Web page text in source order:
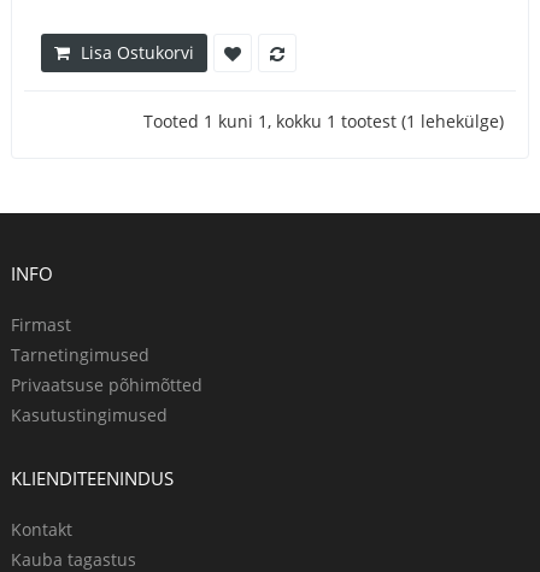
Lisa Ostukorvi
Tooted 1 kuni 1, kokku 1 tootest (1 lehekülge)
INFO
Firmast
Tarnetingimused
Privaatsuse põhimõtted
Kasutustingimused
KLIENDITEENINDUS
Kontakt
Kauba tagastus